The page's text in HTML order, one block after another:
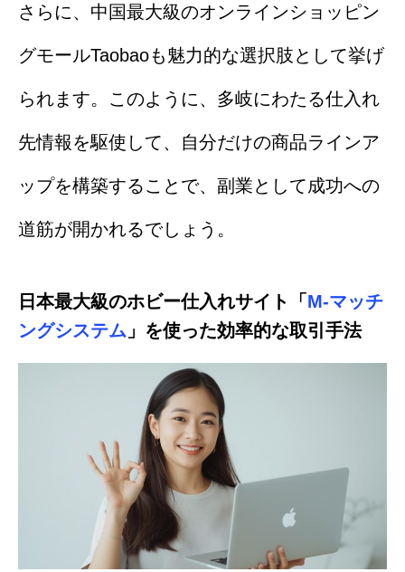
さらに、中国最大級のオンラインショッピン
グモールTaobaoも魅力的な選択肢として挙げ
られます。このように、多岐にわたる仕入れ
先情報を駆使して、自分だけの商品ラインア
ップを構築することで、副業として成功への
道筋が開かれるでしょう。
日本最大級のホビー仕入れサイト「 M-マッチ
ングシステム 」を使った効率的な取引手法